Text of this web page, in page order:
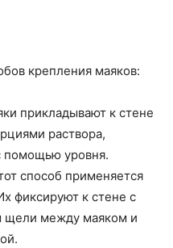
крепления маяков:
прикладывают к стене
раствора,
помощью уровня.
способ применяется
фиксируют к стене с
щели между маяком и